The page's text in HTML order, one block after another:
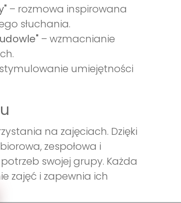
– rozmowa inspirowana
słuchania.
– wzmacnianie
umiejętności
na zajęciach. Dzięki
zespołowa i
swojej grupy. Każda
zajęć i zapewnia ich